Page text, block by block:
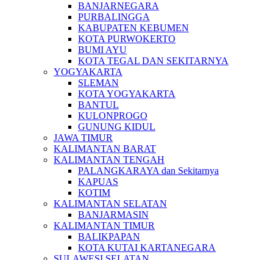
BANJARNEGARA
PURBALINGGA
KABUPATEN KEBUMEN
KOTA PURWOKERTO
BUMI AYU
KOTA TEGAL DAN SEKITARNYA
YOGYAKARTA
SLEMAN
KOTA YOGYAKARTA
BANTUL
KULONPROGO
GUNUNG KIDUL
JAWA TIMUR
KALIMANTAN BARAT
KALIMANTAN TENGAH
PALANGKARAYA dan Sekitarnya
KAPUAS
KOTIM
KALIMANTAN SELATAN
BANJARMASIN
KALIMANTAN TIMUR
BALIKPAPAN
KOTA KUTAI KARTANEGARA